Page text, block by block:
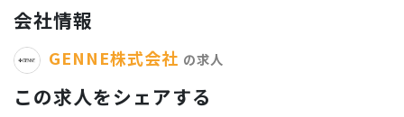
休学生歓迎
学部学年不問
第二新卒/副業OK
会社情報
GENNE株式会社 の求人
この求人をシェアする